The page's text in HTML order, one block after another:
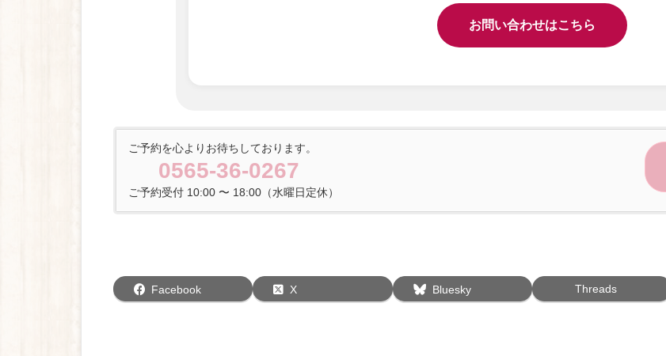
お問い合わせはこちら
ご予約を心よりお待ちしております。
0565-36-0267
ご予約受付 10:00 〜 18:00（水曜日定休）
Facebook X Bluesky Threads